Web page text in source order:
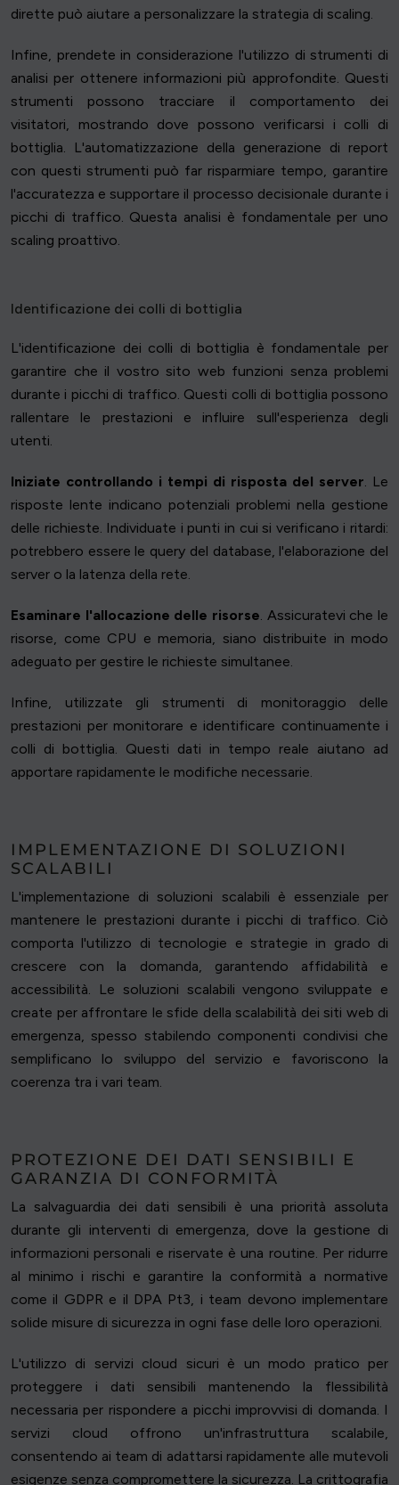
dirette può aiutare a personalizzare la strategia di scaling.
Infine, prendete in considerazione l'utilizzo di strumenti di
analisi per ottenere informazioni più approfondite. Questi
strumenti possono tracciare il comportamento dei
visitatori, mostrando dove possono verificarsi i colli di
bottiglia. L'automatizzazione della generazione di report
con questi strumenti può far risparmiare tempo, garantire
l'accuratezza e supportare il processo decisionale durante i
picchi di traffico. Questa analisi è fondamentale per uno
scaling proattivo.
Identificazione dei colli di bottiglia
L'identificazione dei colli di bottiglia è fondamentale per
garantire che il vostro sito web funzioni senza problemi
durante i picchi di traffico. Questi colli di bottiglia possono
rallentare le prestazioni e influire sull'esperienza degli
utenti.
Iniziate controllando i tempi di risposta del server . Le
risposte lente indicano potenziali problemi nella gestione
delle richieste. Individuate i punti in cui si verificano i ritardi:
potrebbero essere le query del database, l'elaborazione del
server o la latenza della rete.
Esaminare l'allocazione delle risorse . Assicuratevi che le
risorse, come CPU e memoria, siano distribuite in modo
adeguato per gestire le richieste simultanee.
Infine, utilizzate gli strumenti di monitoraggio delle
prestazioni per monitorare e identificare continuamente i
colli di bottiglia. Questi dati in tempo reale aiutano ad
apportare rapidamente le modifiche necessarie.
IMPLEMENTAZIONE DI SOLUZIONI
SCALABILI
L'implementazione di soluzioni scalabili è essenziale per
mantenere le prestazioni durante i picchi di traffico. Ciò
comporta l'utilizzo di tecnologie e strategie in grado di
crescere con la domanda, garantendo affidabilità e
accessibilità. Le soluzioni scalabili vengono sviluppate e
create per affrontare le sfide della scalabilità dei siti web di
emergenza, spesso stabilendo componenti condivisi che
semplificano lo sviluppo del servizio e favoriscono la
coerenza tra i vari team.
PROTEZIONE DEI DATI SENSIBILI E
GARANZIA DI CONFORMITÀ
La salvaguardia dei dati sensibili è una priorità assoluta
durante gli interventi di emergenza, dove la gestione di
informazioni personali e riservate è una routine. Per ridurre
al minimo i rischi e garantire la conformità a normative
come il GDPR e il DPA Pt3, i team devono implementare
solide misure di sicurezza in ogni fase delle loro operazioni.
L'utilizzo di servizi cloud sicuri è un modo pratico per
proteggere i dati sensibili mantenendo la flessibilità
necessaria per rispondere a picchi improvvisi di domanda. I
servizi cloud offrono un'infrastruttura scalabile,
consentendo ai team di adattarsi rapidamente alle mutevoli
esigenze senza compromettere la sicurezza. La crittografia